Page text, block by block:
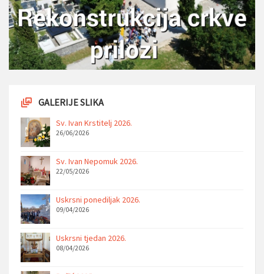
GALERIJE SLIKA
Sv. Ivan Krstitelj 2026.
26/06/2026
Sv. Ivan Nepomuk 2026.
22/05/2026
Uskrsni ponediljak 2026.
09/04/2026
Uskrsni tjedan 2026.
08/04/2026